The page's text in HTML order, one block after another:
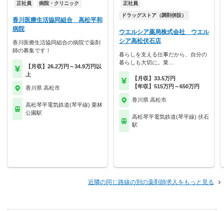
正社員 病院・クリニック
香川医療生活協同組合 高松平和
病院
香川医療生活協同組合の病院で薬剤
師の募集です！
【月収】26.2万円～34.9万円以
上
香川県 高松市
高松琴平電気鉄道(琴平線) 栗林
公園駅
正社員
ドラッグストア（調剤併設）
ウエルシア薬局株式会社 ウエル
シア高松伏石店
暮らしを支える仕事だから、自分の
暮らしも大切に。業…
【月収】33.5万円
【年収】515万円～650万円
香川県 高松市
高松琴平電気鉄道(琴平線) 伏石
駅
近隣の同じ路線の別の薬剤師求人をもっと見る